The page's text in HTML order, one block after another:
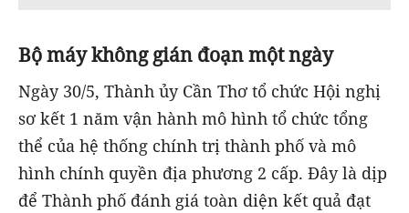
Bộ máy không gián đoạn một ngày
Ngày 30/5, Thành ủy Cần Thơ tổ chức Hội nghị
sơ kết 1 năm vận hành mô hình tổ chức tổng
thể của hệ thống chính trị thành phố và mô
hình chính quyền địa phương 2 cấp. Đây là dịp
để Thành phố đánh giá toàn diện kết quả đạt